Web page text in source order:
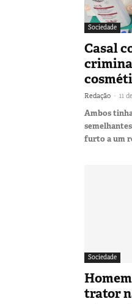
Sociedade
Casal
Redação - 11
Ambos
furto a um
Sociedade
trator